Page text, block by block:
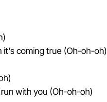
it's coming true (Oh-oh-oh)
with you (Oh-oh-oh)